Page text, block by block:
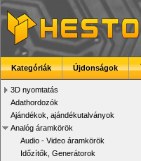
Kategóriák Újdonságok
3D nyomtatás
Adathordozók
Ajándékok, ajándékutalványok
Analóg áramkörök
Audio - Video áramkörök
Időzítők, Generátorok